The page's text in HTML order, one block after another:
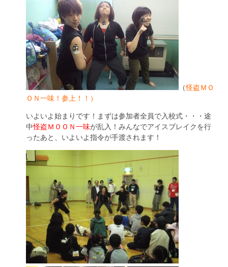
（怪盗ＭＯ
ＯＮ一味！参上！！）
いよいよ始まりです！まずは参加者全員で入校式・・・途
中怪盗ＭＯＯＮ一味が乱入！みんなでアイスブレイクを行
ったあと、いよいよ指令が手渡されます！